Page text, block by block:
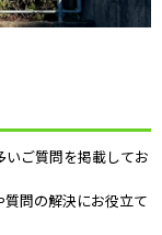
ご質問を掲載してお
問の解決にお役立て